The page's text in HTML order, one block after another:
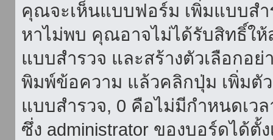
คุณจะเห็นแบบฟอร์ม เพิ่มแบบส
หาไม่พบ คุณอาจไม่ได้รับสิทธิ์ใ
แบบสำรวจ และสร้างตัวเลือกอย่
พิมพ์ข้อความ แล้วคลิกปุ่ม เพิ่มตั
แบบสำรวจ, 0 คือไม่มีกำหนดเว
ซึ่ง administrator ของบอร์ดได้ตั้ง